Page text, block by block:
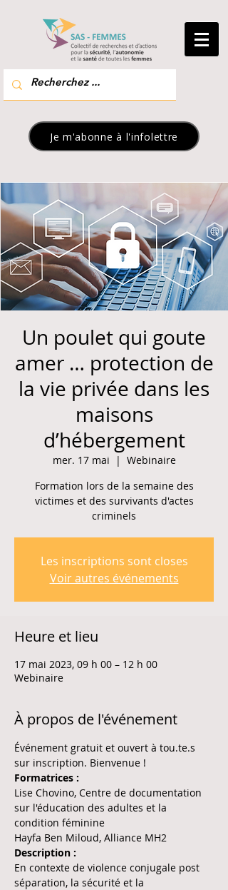
Je m'abonne à l'infolettre
Un poulet qui goute
amer … protection de
la vie privée dans les
maisons
d’hébergement
mer. 17 mai
  |
Webinaire
Formation lors de la semaine des
victimes et des survivants d'actes
criminels
Les inscriptions sont closes
Voir autres événements
Heure et lieu
17 mai 2023, 09 h 00 – 12 h 00
Webinaire
À propos de l'événement
Événement gratuit et ouvert à tou.te.s
sur inscription. Bienvenue !
Formatrices :
Lise Chovino, Centre de documentation
sur l'éducation des adultes et la
condition féminine
Hayfa Ben Miloud, Alliance MH2
Description :
En contexte de violence conjugale post
séparation, la sécurité et la